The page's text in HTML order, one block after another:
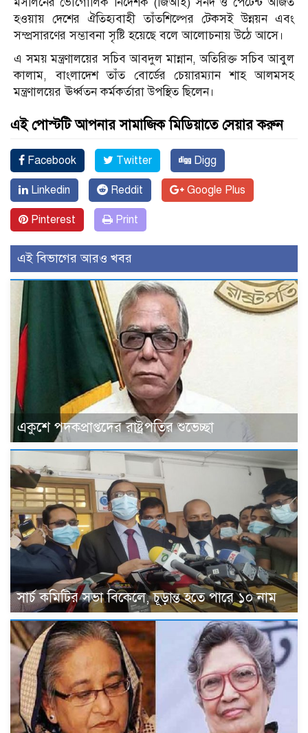
হওয়ায় দেশের ঐতিহ্যবাহী তাঁতশিল্পের টেকসই উন্নয়ন এবং
সম্প্রসারণের সম্ভাবনা সৃষ্টি হয়েছে বলে আলোচনায় উঠে আসে।
এ সময় মন্ত্রণালয়ের সচিব আবদুল মান্নান, অতিরিক্ত সচিব আবুল
কালাম, বাংলাদেশ তাঁত বোর্ডের চেয়ারম্যান শাহ আলমসহ
মন্ত্রণালয়ের ঊর্ধ্বতন কর্মকর্তারা উপস্থিত ছিলেন।
এই পোস্টটি আপনার সামাজিক মিডিয়াতে সেয়ার করুন
Facebook Twitter Digg
Linkedin Reddit Google Plus
Pinterest Print
এই বিভাগের আরও খবর
একুশে পদকপ্রাপ্তদের রাষ্ট্রপতির শুভেচ্ছা
সার্চ কমিটির সভা বিকেলে, চূড়ান্ত হতে পারে ১০ নাম